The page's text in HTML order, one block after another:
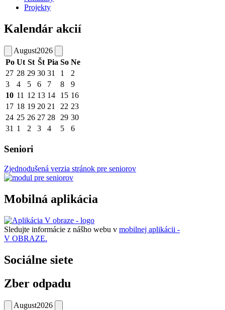
Projekty
Kalendár akcií
August2026
Po Ut St Št Pia So Ne
27 28 29 30 31 1
2
3
4 5 6 7 8
9
10 11 12 13 14 15 16
17 18 19 20 21 22 23
24 25 26 27 28 29 30
31 1 2 3 4 5 6
Seniori
Zjednodušená verzia stránok pre seniorov
Mobilná aplikácia
Sledujte informácie z nášho webu v mobilnej aplikácii -
V OBRAZE.
Sociálne siete
Zber odpadu
August2026